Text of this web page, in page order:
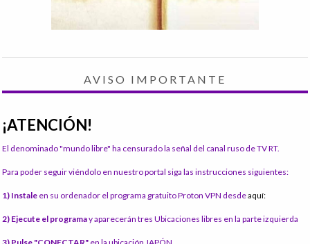
AVISO IMPORTANTE
¡ATENCIÓN!
El denominado "mundo libre" ha censurado la señal del canal ruso de TV RT.
Para poder seguir viéndolo en nuestro portal siga las instrucciones siguientes:
1) Instale en su ordenador el programa gratuito Proton VPN desdeaquí:
2) Ejecute el programay aparecerán tres Ubicaciones libres en la parte izquierda